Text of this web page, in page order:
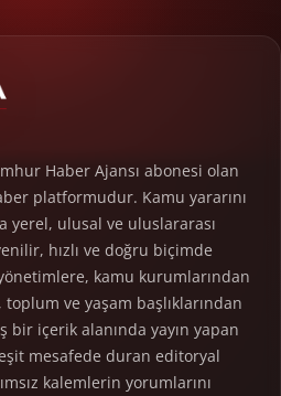
Haber Ajansı abonesi olan
platformudur. Kamu yararını
yerel, ulusal ve uluslararası
hızlı ve doğru biçimde
kamu kurumlarından
ve yaşam başlıklarından
bir içerik alanında yayın yapan
mesafede duran editoryal
kalemlerin yorumlarını